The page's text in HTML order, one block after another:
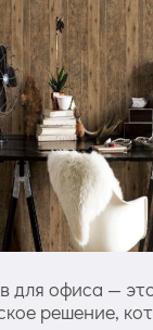
для офиса —
решение,